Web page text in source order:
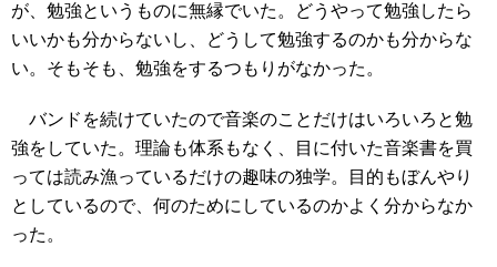
が、勉強というものに無縁でいた。どうやって勉強したら
いいかも分からないし、どうして勉強するのかも分からな
い。そもそも、勉強をするつもりがなかった。
バンドを続けていたので音楽のことだけはいろいろと勉
強をしていた。理論も体系もなく、目に付いた音楽書を買
っては読み漁っているだけの趣味の独学。目的もぼんやり
としているので、何のためにしているのかよく分からなか
った。